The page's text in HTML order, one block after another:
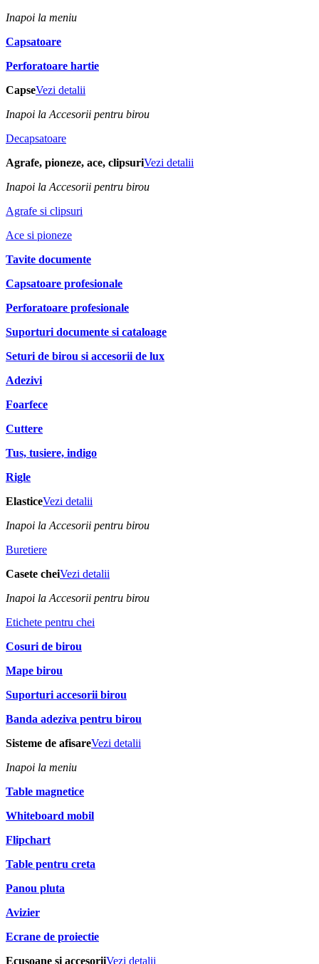
Inapoi la meniu
Capsatoare
Perforatoare hartie
CapseVezi detalii
Inapoi la Accesorii pentru birou
Decapsatoare
Agrafe, pioneze, ace, clipsuriVezi detalii
Inapoi la Accesorii pentru birou
Agrafe si clipsuri
Ace si pioneze
Tavite documente
Capsatoare profesionale
Perforatoare profesionale
Suporturi documente si cataloage
Seturi de birou si accesorii de lux
Adezivi
Foarfece
Cuttere
Tus, tusiere, indigo
Rigle
ElasticeVezi detalii
Inapoi la Accesorii pentru birou
Buretiere
Casete cheiVezi detalii
Inapoi la Accesorii pentru birou
Etichete pentru chei
Cosuri de birou
Mape birou
Suporturi accesorii birou
Banda adeziva pentru birou
Sisteme de afisareVezi detalii
Inapoi la meniu
Table magnetice
Whiteboard mobil
Flipchart
Table pentru creta
Panou pluta
Avizier
Ecrane de proiectie
Ecusoane si accesoriiVezi detalii